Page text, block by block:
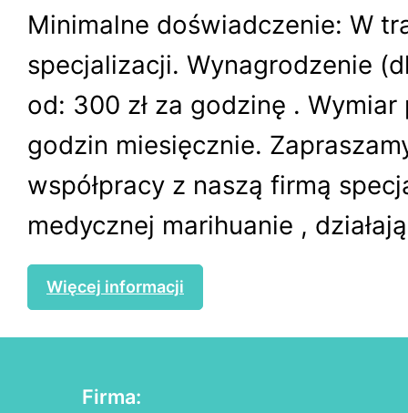
Minimalne doświadczenie: W
specjalizacji. Wynagrodzenie
od: 300 zł za godzinę .
godzin miesięcznie.
współpracy z naszą firmą
medycznej marihuanie ,
Więcej informacji
Firma: